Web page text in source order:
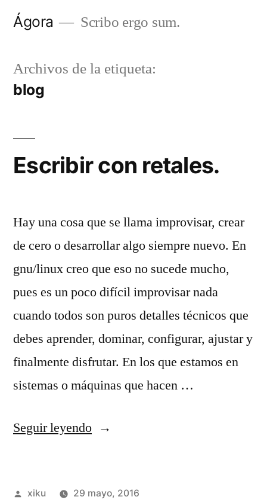
Saltar
Ágora Scribo ergo sum.
Archivos de la etiqueta:
blog
Escribir con retales.
Hay una cosa que se llama improvisar, crear
de cero o desarrollar algo siempre nuevo. En
gnu/linux creo que eso no sucede mucho,
pues es un poco difícil improvisar nada
cuando todos son puros detalles técnicos que
debes aprender, dominar, configurar, ajustar y
finalmente disfrutar. En los que estamos en
sistemas o máquinas que hacen …
Seguir leyendo«Escribir
Publicado
xiku
29 mayo, 2016